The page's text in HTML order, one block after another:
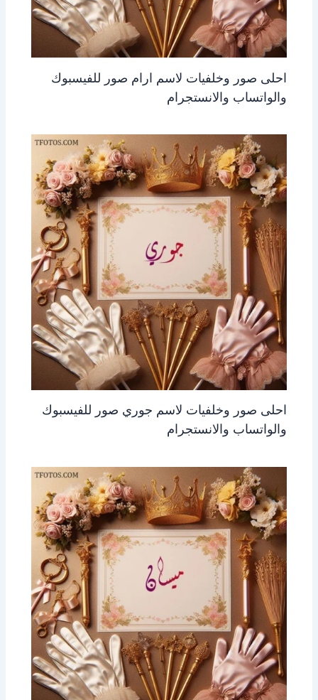
احلى صور وخلفيات لاسم ارام صور للفيسبوك
والواتساب والانستجرام
احلى صور وخلفيات لاسم جوري صور للفيسبوك
والواتساب والانستجرام